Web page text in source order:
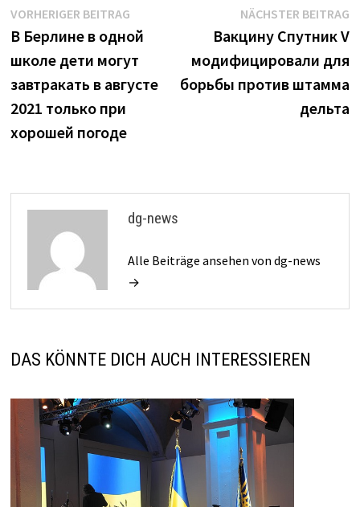
Beitrags-
Navigation
VORHERIGER BEITRAGVorheriger
Beitrag:
В Берлине в одной
школе дети могут
завтракать в августе
2021 только при
хорошей погоде
NÄCHSTER BEITRAG
Вакцину Спутник V
модифицировали для
борьбы против штамма
дельта
dg-news
Alle Beiträge ansehen von dg-news
→
DAS KÖNNTE DICH AUCH INTERESSIEREN